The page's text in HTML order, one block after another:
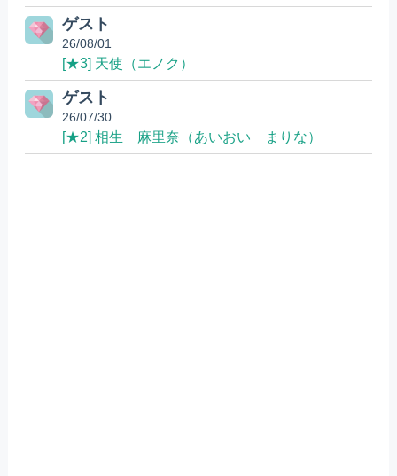
ゲスト
26/08/01
[★3] 天使（エノク）
ゲスト
26/07/30
[★2] 相生 麻里奈（あいおい まりな）